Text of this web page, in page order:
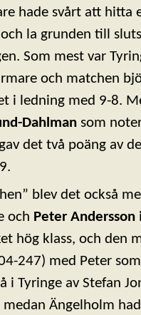
hade svårt att hitta
la grunden till
Som mest var
och matchen
i ledning med 9-8.
Dahlmansom
det två poäng av
blev det också
och Peter Anderssoni
hög klass, och den
247) med Peter
i Tyringe av Stefan
Ängelholm